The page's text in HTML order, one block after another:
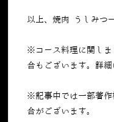
以上、焼肉 うしみつ
※コース料理に関しま
合もございます。詳
※記事中では一部著作
合がございます。